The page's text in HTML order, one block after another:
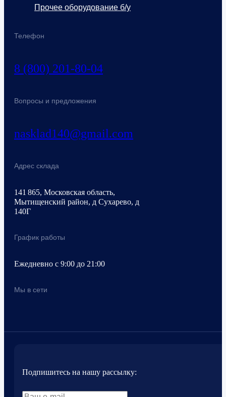
Телефон
8 (800) 201-80-04
Вопросы и предложения
nasklad140@gmail.com
Адрес склада
141 865, Московская область,
Мытищенский район, д Сухарево, д
140Г
График работы
Ежедневно с 9:00 до 21:00
Мы в сети
Прочее оборудование б/у
Подпишитесь на нашу рассылку: